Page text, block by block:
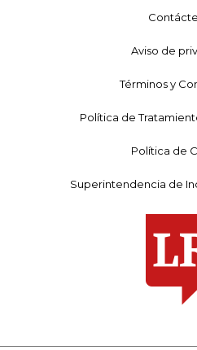
Aviso de
Términos y
Política de
Política de
Superintendencia de